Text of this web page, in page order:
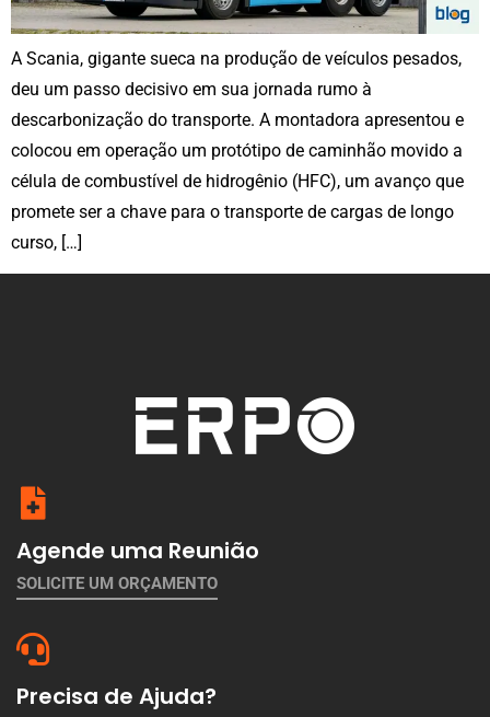
A Scania, gigante sueca na produção de veículos pesados,
deu um passo decisivo em sua jornada rumo à
descarbonização do transporte. A montadora apresentou e
colocou em operação um protótipo de caminhão movido a
célula de combustível de hidrogênio (HFC), um avanço que
promete ser a chave para o transporte de cargas de longo
curso, […]
Agende uma Reunião
SOLICITE UM ORÇAMENTO
Precisa de Ajuda?